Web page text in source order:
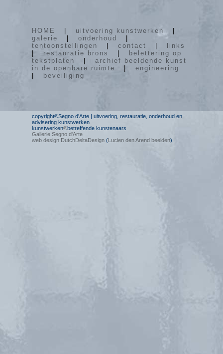
HOME uitvoering kunstwerken
galerie
onderhoud
tentoonstellingen
contact
links
restauratie brons
belettering op
tekstplaten
archief beeldende kunst
in de openbare ruimte
engineering
beveiliging
copyright©Segno d'Arte | uitvoering, restauratie, onderhoud en
advisering kunstwerken
kunstwerken©betreffende kunstenaars
Gallerie Segno d'Arte
web design DutchDeltaDesign ( Lucien den Arend beelden)